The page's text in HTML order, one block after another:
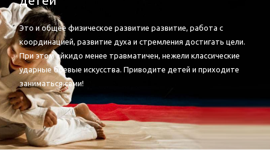
Это и общее физическое развитие развитие, работа с
координацией, развитие духа и стремления достигать цели.
При этом айкидо менее травматичен, нежели классические
ударные боевые искусства. Приводите детей и приходите
заниматься сами!